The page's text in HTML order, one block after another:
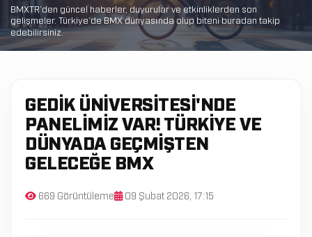
BMXTR’den güncel haberler, duyurular ve etkinliklerden son
gelişmeler. Türkiye’de BMX dünyasında olup biteni buradan takip
edebilirsiniz.
GEDIK ÜNIVERSITESI'NDE
PANELIMIZ VAR! TÜRKIYE VE
DÜNYADA GEÇMIŞTEN
GELECEĞE BMX
669 Görüntüleme 09 Şubat 2026, 17:15